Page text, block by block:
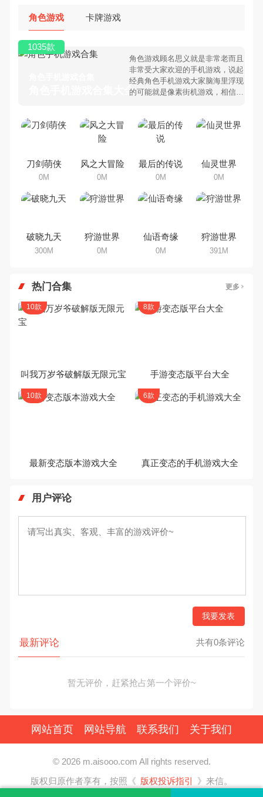
角色游戏 卡牌游戏
角色手机游戏合集大全 >
角色游戏顾名思义就是非常老而且
非常受大家欢迎的手机游戏，说起
经典角色手机游戏大家脑海里浮现
的可能就是像素街机游戏，相信很
色手机游戏有哪些呢？游戏今天，
乐途下载站小编芒果味的怪咖给大
集，欢迎大家前来选择下载体验
1035款
刀剑萌侠
0M
风之大冒险
0M
最后的传说
0M
仙灵世界
0M
破晓九天
300M
狩游世界
0M
仙语奇缘
0M
狩游世界
391M
热门合集 更多
叫我万岁爷破解版无限元宝
10款
手游变态版平台大全
8款
最新变态版本游戏大全
10款
真正变态的手机游戏大全
6款
用户评论
我要发表
最新评论 共有0条评论
暂无评价，赶紧抢占第一个评价~
网站首页 网站导航 联系我们 关于我们
© 2026 m.aisooo.com All rights reserved.
版权归原作者享有，按照《 版权投诉指引 》来信。